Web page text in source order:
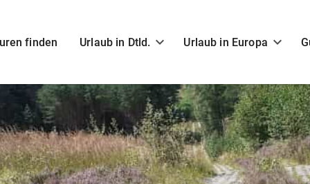
finden Urlaub in Dtld. Urlaub in Europa